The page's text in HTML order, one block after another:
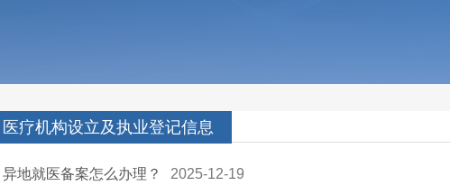
医疗机构设立及执业登记信息
异地就医备案怎么办理？ 2025-12-19